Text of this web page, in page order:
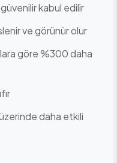
kabul edilir
ve görünür olur
göre %300 daha
daha etkili